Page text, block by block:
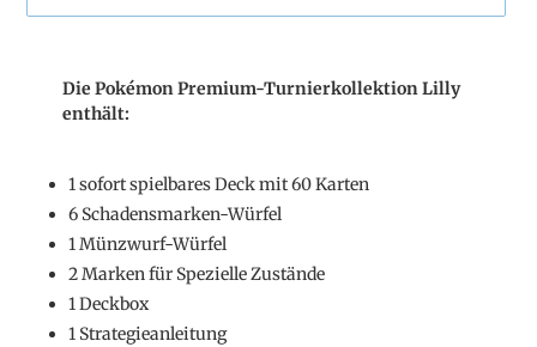
Warenkorb
Die Pokémon Premium-Turnierkollektion Lilly
enthält:
1 sofort spielbares Deck mit 60 Karten
6 Schadensmarken-Würfel
1 Münzwurf-Würfel
2 Marken für Spezielle Zustände
1 Deckbox
1 Strategieanleitung